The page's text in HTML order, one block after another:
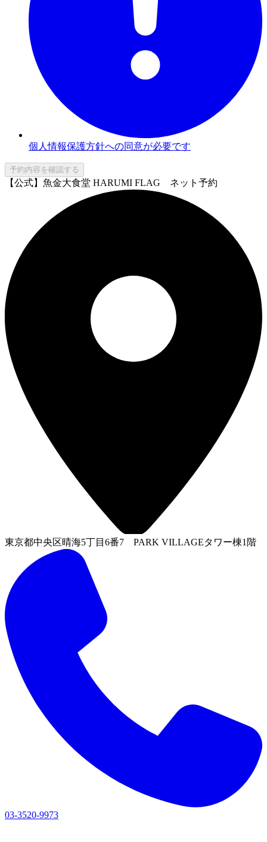
個人情報保護方針への同意が必要です
予約内容を確認する
【公式】魚金大食堂 HARUMI FLAG ネット予約
東京都中央区晴海5丁目6番7 PARK VILLAGEタワー棟1階
03-3520-9973